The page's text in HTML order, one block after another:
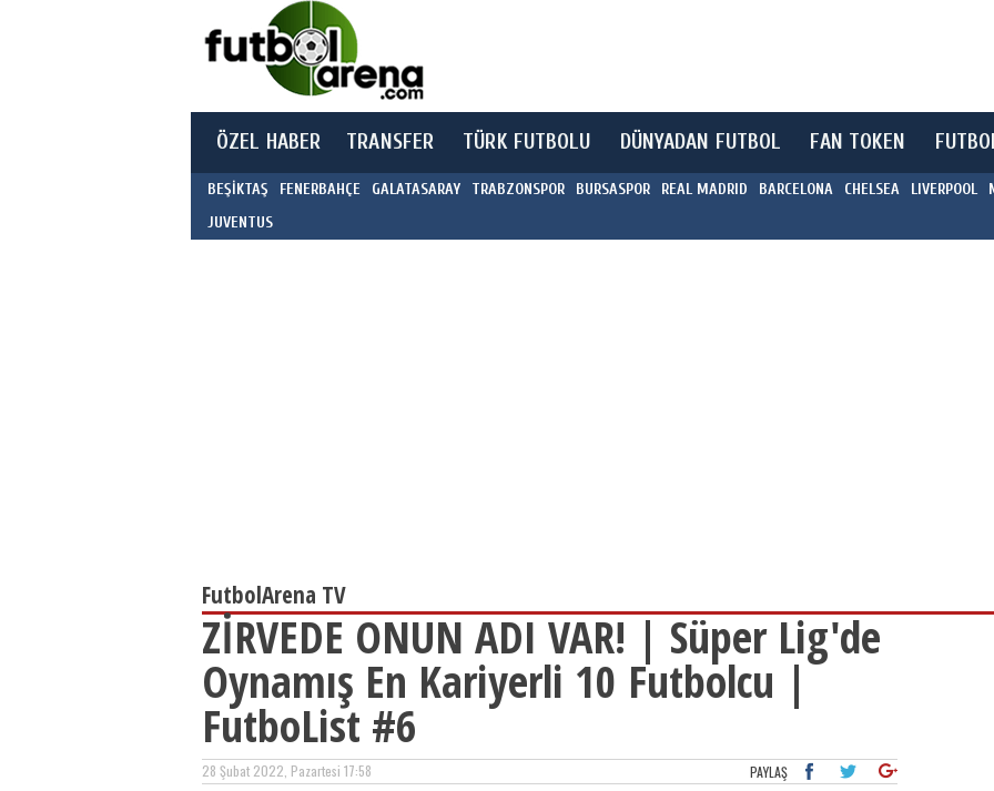
ÖZEL HABER TRANSFER TÜRK FUTBOLU DÜNYADAN FUTBOL FAN TOKEN
BEŞİKTAŞ FENERBAHÇE GALATASARAY TRABZONSPOR BURSASPOR REAL MADRID BARCELONA CHELSEA LIVERPOOL
JUVENTUS
FutbolArena TV
ZİRVEDE ONUN ADI VAR! | Süper Lig'de
Oynamış En Kariyerli 10 Futbolcu |
FutboList #6
28 Şubat 2022, Pazartesi 17:58 PAYLAŞ